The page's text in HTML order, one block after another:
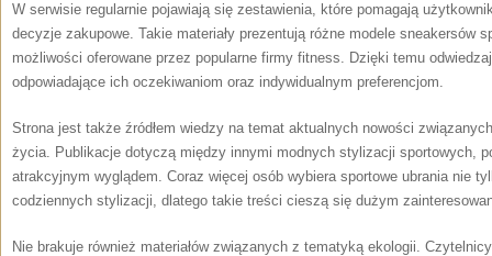
W serwisie regularnie pojawiają się zestawienia, które pomagają
decyzje zakupowe. Takie materiały prezentują różne modele sneakersów
możliwości oferowane przez popularne firmy fitness. Dzięki temu
odpowiadające ich oczekiwaniom oraz indywidualnym preferencjom.
Strona jest także źródłem wiedzy na temat aktualnych nowości
życia. Publikacje dotyczą między innymi modnych stylizacji sportowych,
atrakcyjnym wyglądem. Coraz więcej osób wybiera sportowe ubrania nie
codziennych stylizacji, dlatego takie treści cieszą się dużym
Nie brakuje również materiałów związanych z tematyką ekologii.